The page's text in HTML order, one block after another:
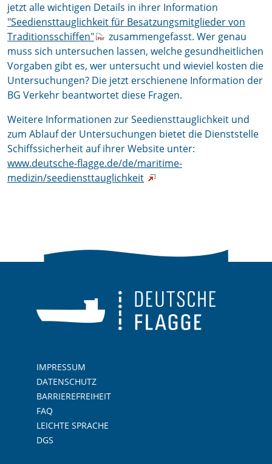
jetzt alle wichtigen Details in ihrer Information
"Seediensttauglichkeit für Besatzungsmitglieder von
Traditionsschiffen"
zusammengefasst. Wer genau
muss sich untersuchen lassen, welche gesundheitlichen
Vorgaben gibt es, wer untersucht und wieviel kosten die
Untersuchungen? Die jetzt erschienene Information der
BG Verkehr beantwortet diese Fragen.
Weitere Informationen zur Seediensttauglichkeit und
zum Ablauf der Untersuchungen bietet die Dienststelle
Schiffssicherheit auf ihrer Website unter:
www.deutsche-flagge.de/de/maritime-
medizin/seediensttauglichkeit
IMPRESSUM
DATENSCHUTZ
BARRIEREFREIHEIT
FAQ
LEICHTE SPRACHE
DGS